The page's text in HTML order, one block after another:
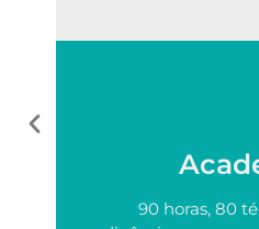
90 horas, 80